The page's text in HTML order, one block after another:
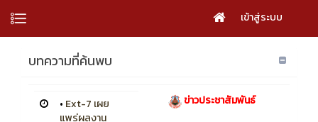
เข้าสู่ระบบ
บทความที่ค้นพบ
• Ext-7 เผย
แพร่ผลงาน
ข่าวประชาสัมพันธ์